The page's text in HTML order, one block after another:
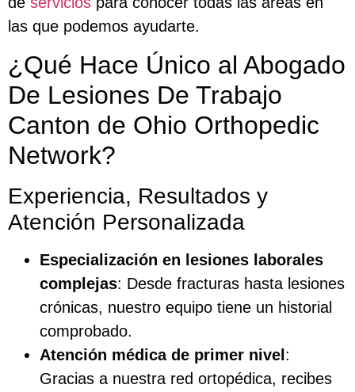
las que podemos ayudarte.
¿Qué Hace Único al Abogado
De Lesiones De Trabajo
Canton de Ohio Orthopedic
Network?
Experiencia, Resultados y
Atención Personalizada
Especialización en lesiones laborales
complejas: Desde fracturas hasta lesiones
crónicas, nuestro equipo tiene un historial
comprobado.
Atención médica de primer nivel :
Gracias a nuestra red ortopédica, recibes